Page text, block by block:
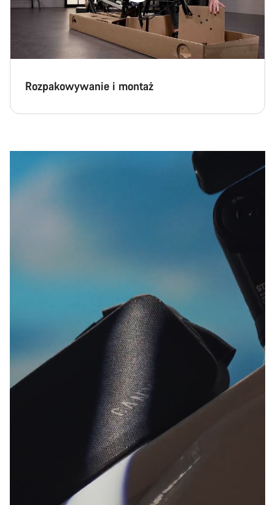
Rozpakowywanie i montaż
Nasi eksperci obsługi klienta czekają na Twoje pytania.
Rozpocznij czat